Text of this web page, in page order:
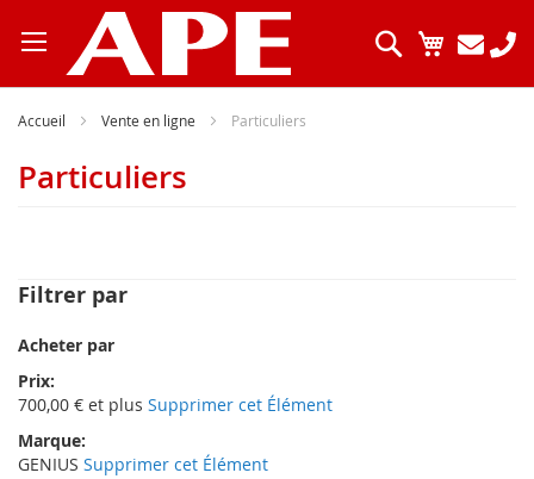
au
contenu
Mon
Chercher
Accueil Vente en ligne Particuliers
Particuliers
Filtrer par
Acheter par
Prix
700,00 € et plus Supprimer cet Élément
Marque
GENIUS Supprimer cet Élément